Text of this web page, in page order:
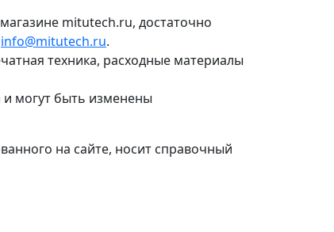
mitutech.ru, достаточно
info@mitutech.ru.
техника, расходные материалы
и могут быть изменены
на сайте, носит справочный